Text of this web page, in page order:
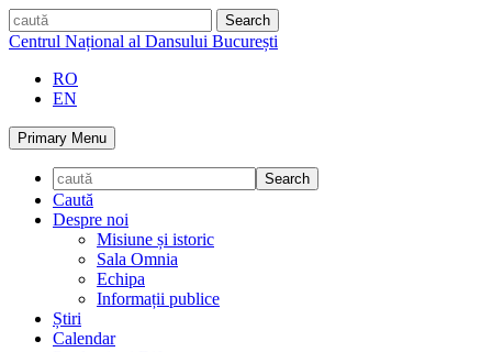
Skip
to
caută
Centrul Național al Dansului București
RO
EN
Primary Menu
Caută
Despre noi
Misiune și istoric
Sala Omnia
Echipa
Informații publice
Știri
Calendar